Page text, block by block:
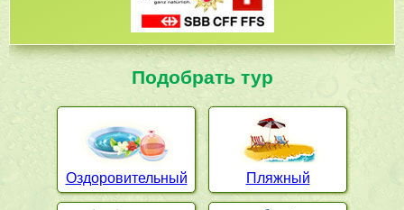
Подобрать тур
Оздоровительный Пляжный